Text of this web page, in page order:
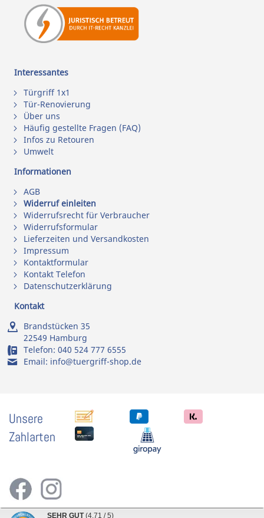
Interessantes
Türgriff 1x1
Tür-Renovierung
Über uns
Häufig gestellte Fragen (FAQ)
Infos zu Retouren
Umwelt
Informationen
AGB
Widerruf einleiten
Widerrufsrecht für Verbraucher
Widerrufsformular
Lieferzeiten und Versandkosten
Impressum
Kontaktformular
Kontakt Telefon
Datenschutzerklärung
Kontakt
Brandstücken 35
22549 Hamburg
Telefon: 040 524 777 6555
Email: info@tuergriff-shop.de
Unsere
Zahlarten
SEHR GUT (4.71 / 5)